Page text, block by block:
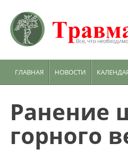
ГЛАВНАЯ НОВОСТИ
Ранение
горного